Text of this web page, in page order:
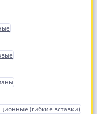
(гибкие вставки)